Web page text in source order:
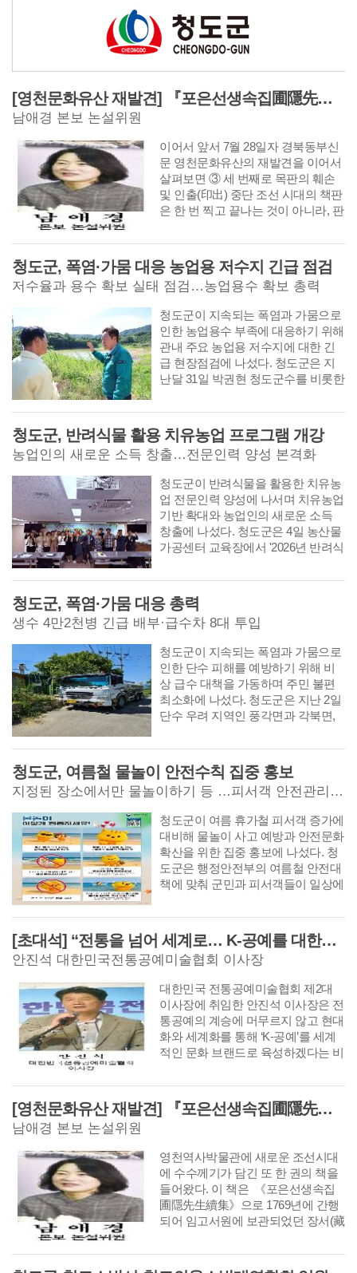
진과 걷기문화 확산을 위한 영천시맨
발걷기협회가 출범했다. 초대 회장을
맡은 장종혁 회장은 “맨발걷기를 누
구나 쉽게 즐길 수 있는 생활문화로
정착시키고 시민들이 함께 건강과 행
복을 만들어 가는 대표적인 생활체육
과 생활체육 활성화를 위해 힘쓰고
있는 장종혁 회장을 만나 이야기를
들어봤다. {편집자주}
[영천문화유산 재발견] 『포은선생속집圃隱先生續集』은 우리나라에 왜 2책 밖에 없을까? (2)
남애경 본보 논설위원
이어서 앞서 7월 28일자 경북동부신
문 영천문화유산의 재발견을 이어서
살펴보면 ③ 세 번째로 목판의 훼손
및 인출(印出) 중단 조선 시대의 책판
은 한 번 찍고 끝나는 것이 아니라, 판
에 보관하다가 필요할 때마다 추가로
찍어내는 방식이다. 만약 1768년 간
행 직후 목판이 바로 화재로 소실되
었거나, 다른 이유로 추가 인쇄가 ‘불
가능할 수 밖에 없는’ 특별한 이유를
가지게 된다면 후속 인출(인쇄)이 끊
기면 초기에 찍어둔 극소수의 책만
세상에 남게 되며, 시간이 흐를수록
그 수는 기하급수적으로 줄어든다.
인출(印出) 중단을 예상해 볼 수 있는
볼 수 있다. 9판 총론 조에 수록된 글
에서 속집 간행의 연원을 살펴볼 수
청도군, 폭염·가뭄 대응 농업용 저수지 긴급 점검
저수율과 용수 확보 실태 점검…농업용수 확보 총력
​​​​​​​청도군이 지속되는 폭염과 가뭄으로
인한 농업용수 부족에 대응하기 위해
관내 주요 농업용 저수지에 대한 긴
급 현장점검에 나섰다. 청도군은 지
난달 31일 박권현 청도군수를 비롯한
주요 저수지를 찾아 저수율과 용수
확보 실태를 점검했다고 밝혔다.
청도군, 반려식물 활용 치유농업 프로그램 개강
농업인의 새로운 소득 창출…전문인력 양성 본격화
​​​​​​​청도군이 반려식물을 활용한 치유농
업 전문인력 양성에 나서며 치유농업
기반 확대와 농업인의 새로운 소득
창출에 나섰다. 청도군은 4일 농산물
가공센터 교육장에서 '2026년 반려식
을 열고 본격적인 교육을 시작했다고
밝혔다.
청도군, 폭염·가뭄 대응 총력
생수 4만2천병 긴급 배부·급수차 8대 투입
​​​​​​​청도군이 지속되는 폭염과 가뭄으로
인한 단수 피해를 예방하기 위해 비
상 급수 대책을 가동하며 주민 불편
최소화에 나섰다. 청도군은 지난 2일
단수 우려 지역인 풍각면과 각북면,
(2리터) 4만2천 병을 긴급 사전 배부
하고, 주요 배수지에 급수차 8대를 투
입해 저수율 유지에 총력을 기울이고
있다고 밝혔다.
청도군, 여름철 물놀이 안전수칙 집중 홍보
지정된 장소에서만 물놀이하기 등 …피서객 안전관리 강화
​​​​​​​청도군이 여름 휴가철 피서객 증가에
대비해 물놀이 사고 예방과 안전문화
확산을 위한 집중 홍보에 나섰다. 청
도군은 행정안전부의 여름철 안전대
책에 맞춰 군민과 피서객들이 일상에
도록 현장과 생활 밀착형 홍보를 강
화한다고 밝혔다.
[초대석] “전통을 넘어 세계로… K-공예를 대한민국 대표 문화브랜드로 키우겠습니다”
안진석 대한민국전통공예미술협회 이사장
대한민국 전통공예미술협회 제2대
이사장에 취임한 안진석 이사장은 전
통공예의 계승에 머무르지 않고 현대
화와 세계화를 통해 ‘K-공예’를 세계
적인 문화 브랜드로 육성하겠다는 비
예인 발굴과 청년 작가 지원, 문화관
광과 연계한 산업화, 해외 교류 확대
등을 협회의 핵심 과제로 제시하며
혁신해야 한다”며 대한민국 전통공예
의 새로운 도약을 약속했다. [편집자
주]
[영천문화유산 재발견] 『포은선생속집圃隱先生續集』은 우리나라에 왜 2책 밖에 없을까?
남애경 본보 논설위원
영천역사박물관에 새로운 조선시대
에 수수께기가 담긴 또 한 권의 책을
들어왔다. 이 책은 《포은선생속집
圃隱先生續集》으로 1769년에 간행
되어 임고서원에 보관되었던 장서(藏
년 정찬위(鄭纘輝)에 편차하고, 정관
제(鄭觀濟)가 이후의 시문을 증보하